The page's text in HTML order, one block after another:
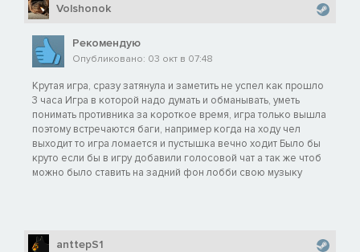
Volshonok
Рекомендую
Опубликовано: 03 окт в 07:48
Крутая игра, сразу затянула и заметить не успел как прошло
3 часа Игра в которой надо думать и обманывать, уметь
понимать противника за короткое время, игра только вышла
поэтому встречаются баги, например когда на ходу чел
выходит то игра ломается и пустышка вечно ходит Было бы
круто если бы в игру добавили голосовой чат а так же чтоб
можно было ставить на задний фон лобби свою музыку
anttepS1